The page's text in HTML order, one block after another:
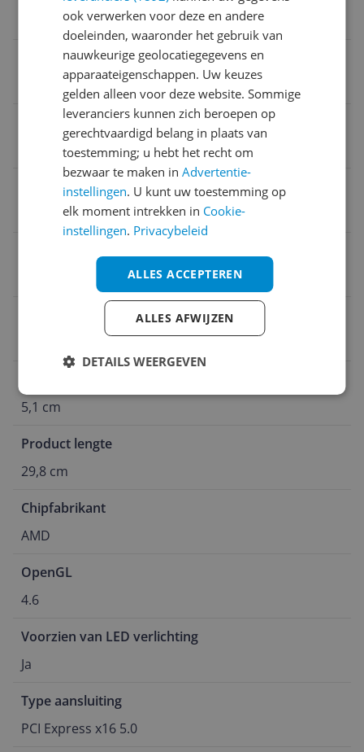
Direct-X versie
12 Ultimate
Geheugenbandbreedte
20 Gbit/s
Radeon RX 9060 XT
Beeldschermresolutie
5,1 cm
Product lengte
29,8 cm
Chipfabrikant
AMD
OpenGL
4.6
Voorzien van LED verlichting
Ja
Type aansluiting
PCI Express x16 5.0
ook verwerken voor deze en andere
doeleinden, waaronder het gebruik van
nauwkeurige geolocatiegegevens en
apparaateigenschappen. Uw keuzes
gelden alleen voor deze website. Sommige
leveranciers kunnen zich beroepen op
gerechtvaardigd belang in plaats van
toestemming; u hebt het recht om
bezwaar te maken inAdvertentie-
instellingen. U kunt uw toestemming op
elk moment intrekken in Cookie-
instellingen. Privacybeleid
ALLES ACCEPTEREN
ALLES AFWIJZEN
DETAILS WEERGEVEN